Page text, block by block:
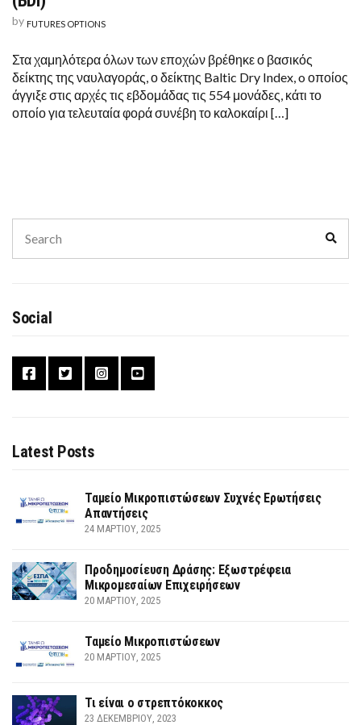
by FUTURES OPTIONS
Στα χαμηλότερα όλων των εποχών βρέθηκε ο βασικός
δείκτης της ναυλαγοράς, ο δείκτης Baltic Dry Index, o οποίος
άγγιξε στις αρχές τις εβδομάδας τις 554 μονάδες, κάτι το
οποίο για τελευταία φορά συνέβη το καλοκαίρι […]
for:
Social
Latest Posts
Ταμείο Μικροπιστώσεων Συχνές Ερωτήσεις
Απαντήσεις
24 ΜΑΡΤΊΟΥ, 2025
Προδημοσίευση Δράσης: Εξωστρέφεια
Μικρομεσαίων Επιχειρήσεων
20 ΜΑΡΤΊΟΥ, 2025
Ταμείο Μικροπιστώσεων
20 ΜΑΡΤΊΟΥ, 2025
Τι είναι ο στρεπτόκοκκος
23 ΔΕΚΕΜΒΡΊΟΥ, 2023